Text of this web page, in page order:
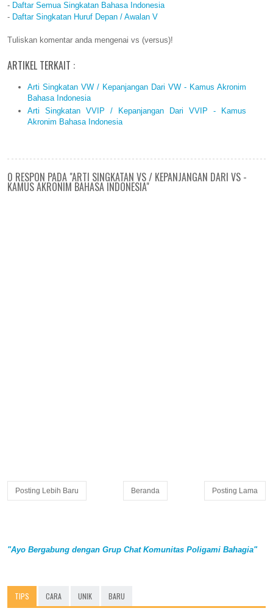
- Daftar Semua Singkatan Bahasa Indonesia
- Daftar Singkatan Huruf Depan / Awalan V
Tuliskan komentar anda mengenai vs (versus)!
ARTIKEL TERKAIT :
Arti Singkatan VW / Kepanjangan Dari VW - Kamus Akronim
Bahasa Indonesia
Arti Singkatan VVIP / Kepanjangan Dari VVIP - Kamus
Akronim Bahasa Indonesia
0 RESPON PADA "ARTI SINGKATAN VS / KEPANJANGAN DARI VS -
KAMUS AKRONIM BAHASA INDONESIA"
Posting Lebih Baru Posting Lama
Beranda
"Ayo Bergabung dengan Grup Chat Komunitas Poligami Bahagia"
TIPS CARA UNIK BARU